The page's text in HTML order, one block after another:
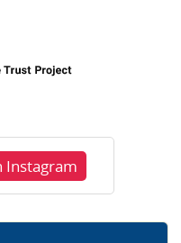
Instagram